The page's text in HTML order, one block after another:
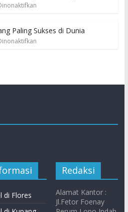
Paling Sukses di Dunia
di Flores
Redaksi
Alamat Kantor :
Jl.Fetor Foenay